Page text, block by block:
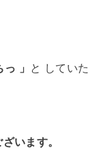
っ 」
と していた
います。